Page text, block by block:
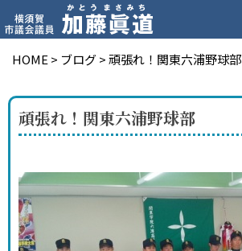
HOME > ブログ>頑張れ！関東六浦野球部
頑張れ！関東六浦野球部